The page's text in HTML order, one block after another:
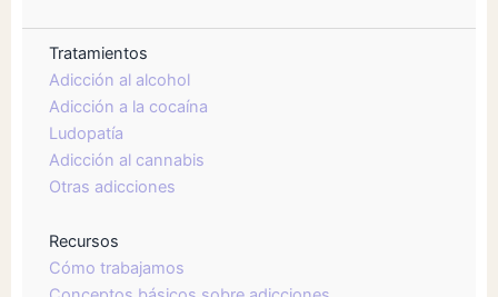
Tratamientos
Adicción al alcohol
Adicción a la cocaína
Ludopatía
Adicción al cannabis
Otras adicciones
Recursos
Cómo trabajamos